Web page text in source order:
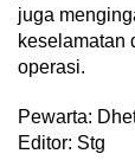
juga
keselamatan
operasi.
Pewarta:
Editor: Stg